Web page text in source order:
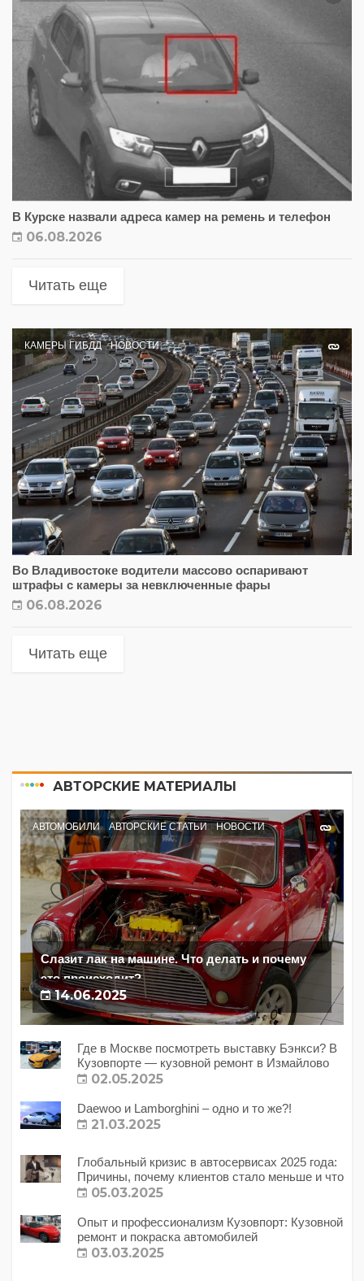
В Курске назвали адреса камер на ремень и телефон
06.08.2026
Читать еще
КАМЕРЫ ГИБДД НОВОСТИ
Во Владивостоке водители массово оспаривают
штрафы с камеры за невключенные фары
06.08.2026
Читать еще
АВТОРСКИЕ МАТЕРИАЛЫ
АВТОМОБИЛИ АВТОРСКИЕ СТАТЬИ НОВОСТИ
Слазит лак на машине. Что делать и почему
это происходит?
14.06.2025
Где в Москве посмотреть выставку Бэнкси? В
Кузовпорте — кузовной ремонт в Измайлово
02.05.2025
Daewoo и Lamborghini – одно и то же?!
21.03.2025
Глобальный кризис в автосервисах 2025 года:
Причины, почему клиентов стало меньше и что
с этим делать?
05.03.2025
Опыт и профессионализм Кузовпорт: Кузовной
ремонт и покраска автомобилей
03.03.2025